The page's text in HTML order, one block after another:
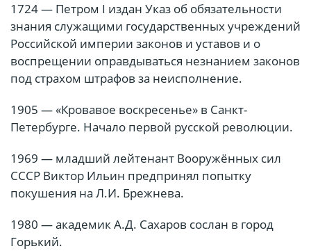
1724 — Петром I издан Указ об обязательности
знания служащими государственных учреждений
Российской империи законов и уставов и о
воспрещении оправдываться незнанием законов
под страхом штрафов за неисполнение.
1905 — «Кровавое воскресенье» в Санкт-
Петербурге. Начало первой русской революции.
1969 — младший лейтенант Вооружённых сил
СССР Виктор Ильин предпринял попытку
покушения на Л.И. Брежнева.
1980 — академик А.Д. Сахаров сослан в город
Горький.